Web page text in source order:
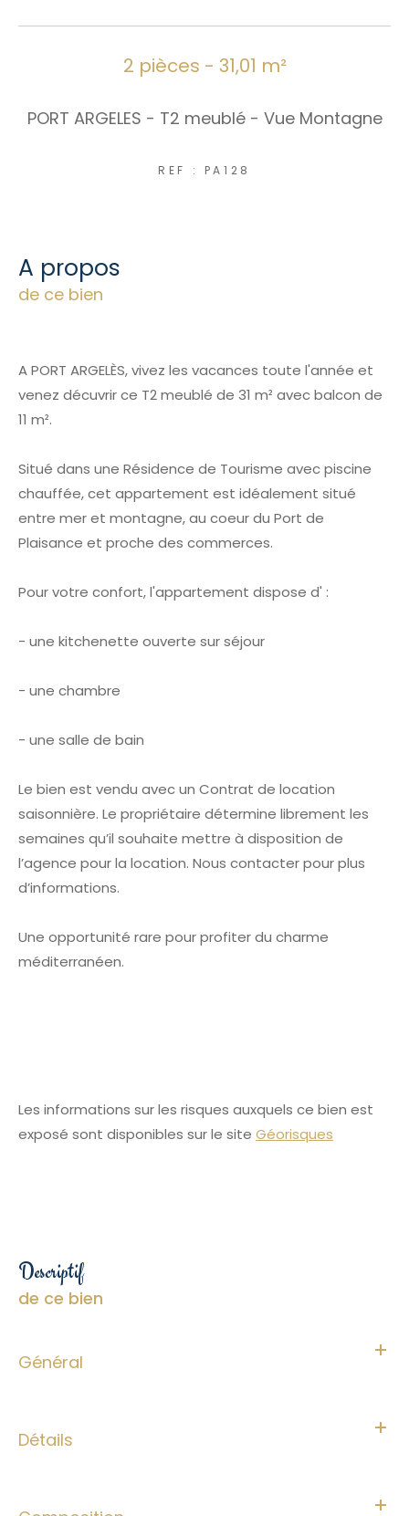
2 pièces - 31,01 m²
PORT ARGELES - T2 meublé - Vue Montagne
REF : PA128
a propos
de ce bien
A PORT ARGELÈS, vivez les vacances toute l'année et
venez décuvrir ce T2 meublé de 31 m² avec balcon de
11 m².
Situé dans une Résidence de Tourisme avec piscine
chauffée, cet appartement est idéalement situé
entre mer et montagne, au coeur du Port de
Plaisance et proche des commerces.
Pour votre confort, l'appartement dispose d' :
- une kitchenette ouverte sur séjour
- une chambre
- une salle de bain
Le bien est vendu avec un Contrat de location
saisonnière. Le propriétaire détermine librement les
semaines qu’il souhaite mettre à disposition de
l’agence pour la location. Nous contacter pour plus
d’informations.
Une opportunité rare pour profiter du charme
méditerranéen.
Les informations sur les risques auxquels ce bien est
exposé sont disponibles sur le site Géorisques
descriptif
de ce bien
Général
Détails